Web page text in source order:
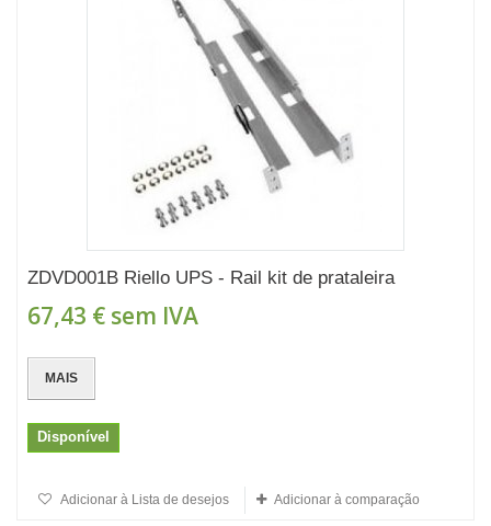
ZDVD001B Riello UPS - Rail kit de prataleira
67,43 € sem IVA
MAIS
Disponível
Adicionar à Lista de desejos Adicionar à comparação